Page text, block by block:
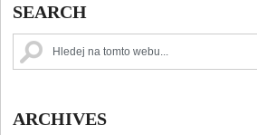
SEARCH
ARCHIVES